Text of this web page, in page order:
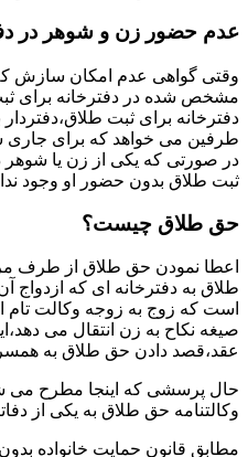
عدم حضور زن و شوهر در
وقتی گواهی عدم امکان سازش
مشخص شده در دفترخانه برای
دفترخانه برای ثبت
طرفین می خواهد که برای جاری
در صورتی که یکی از زن یا شوهر
ثبت طلاق بدون حضور او وجود
حق طلاق چیست؟
اعطا نمودن حق طلاق از طرف
طلاق به دفترخانه ای که ازدواج
است که زوج به زوجه وکالت تام
صیغه نکاح به زن انتقال می
عقد،قصد دادن حق طلاق به
حال پرسشی که اینجا مطرح می
وکالتنامه حق طلاق به یکی از
مطابق قانون حمایت خانواده